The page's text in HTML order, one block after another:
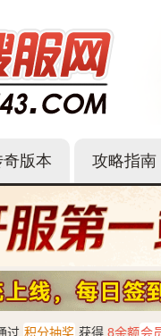
奇版本 攻略指南